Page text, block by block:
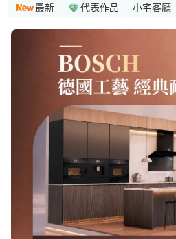
最新 代表作品 小宅客廳